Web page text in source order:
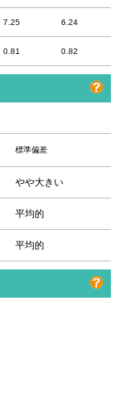
7.25 6.24
0.81 0.82
標準偏差
やや大きい
平均的
平均的